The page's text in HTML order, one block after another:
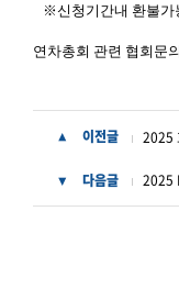
※신청기간내 환불가
연차총회 관련 협회문
▲ 이전글 2025
▼ 다음글